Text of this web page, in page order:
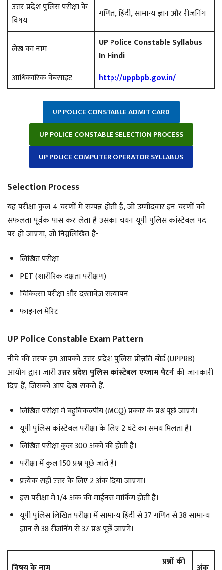
उत्तर प्रदेश पुलिस परीक्षा के
विषय
गणित, हिंदी, सामान्य ज्ञान और रीजनिंग
लेख का नाम
UP Police Constable Syllabus
In Hindi
आधिकारिक वेबसाइट
http://uppbpb.gov.in/
UP POLICE CONSTABLE ADMIT CARD
UP POLICE CONSTABLE SELECTION PROCESS
UP POLICE COMPUTER OPERATOR SYLLABUS
Selection Process
यह परीक्षा कुल 4 चरणों मे सम्पन्न होती है, जो उम्मीदवार इन चरणों को
सफलता पूर्वक पास कर लेता है उसका चयन यूपी पुलिस कांस्टेबल पद
पर हो जाएगा, जो निम्नलिखित है-
लिखित परीक्षा
PET (शारीरिक दक्षता परीक्षण)
चिकित्सा परीक्षा और दस्तावेज़ सत्यापन
फाइनल मेरिट
UP Police Constable Exam Pattern
नीचे की तरफ हम आपको उत्तर प्रदेश पुलिस प्रोन्नति बोर्ड (UPPRB)
आयोग द्वारा जारीउत्तर प्रदेश पुलिस कांस्टेबल एग्जाम पैटर्नकी जानकारी
दिए हैं, जिसको आप देख सकते हैं.
लिखित परीक्षा में बहुविकल्पीय (MCQ) प्रकार के प्रश्न पूछे जाएंगे।
यूपी पुलिस कांस्टेबल परीक्षा के लिए 2 घंटे का समय मिलता है।
लिखित परीक्षा कुल 300 अंकों की होती है।
परीक्षा में कुल 150 प्रश्न पूछे जाते है।
प्रत्येक सही उत्तर के लिए 2 अंक दिया जाएगा।
इस परीक्षा में 1/4 अंक की माईनस मार्किंग होती है।
यूपी पुलिस लिखित परीक्षा में सामान्य हिंदी से 37 गणित से 38 सामान्य
ज्ञान से 38 रीजनिंग से 37 प्रश्न पूछें जाएंगे।
प्रश्नों की